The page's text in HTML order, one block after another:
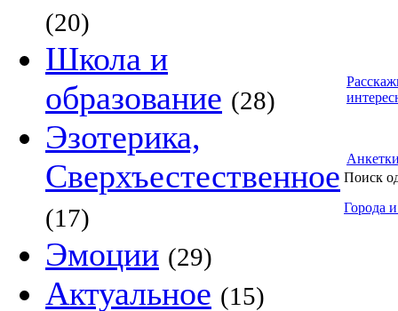
(20)
Школа и
образование (28)
Эзотерика,
Сверхъестественное
(17)
Эмоции (29)
Актуальное (15)
Поиск
Города